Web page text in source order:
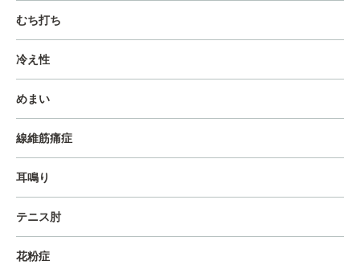
むち打ち
冷え性
めまい
線維筋痛症
耳鳴り
テニス肘
花粉症